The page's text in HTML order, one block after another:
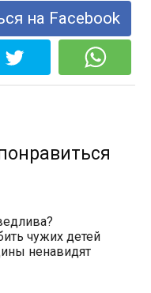
на Facebook
чужих детей
ненавидят